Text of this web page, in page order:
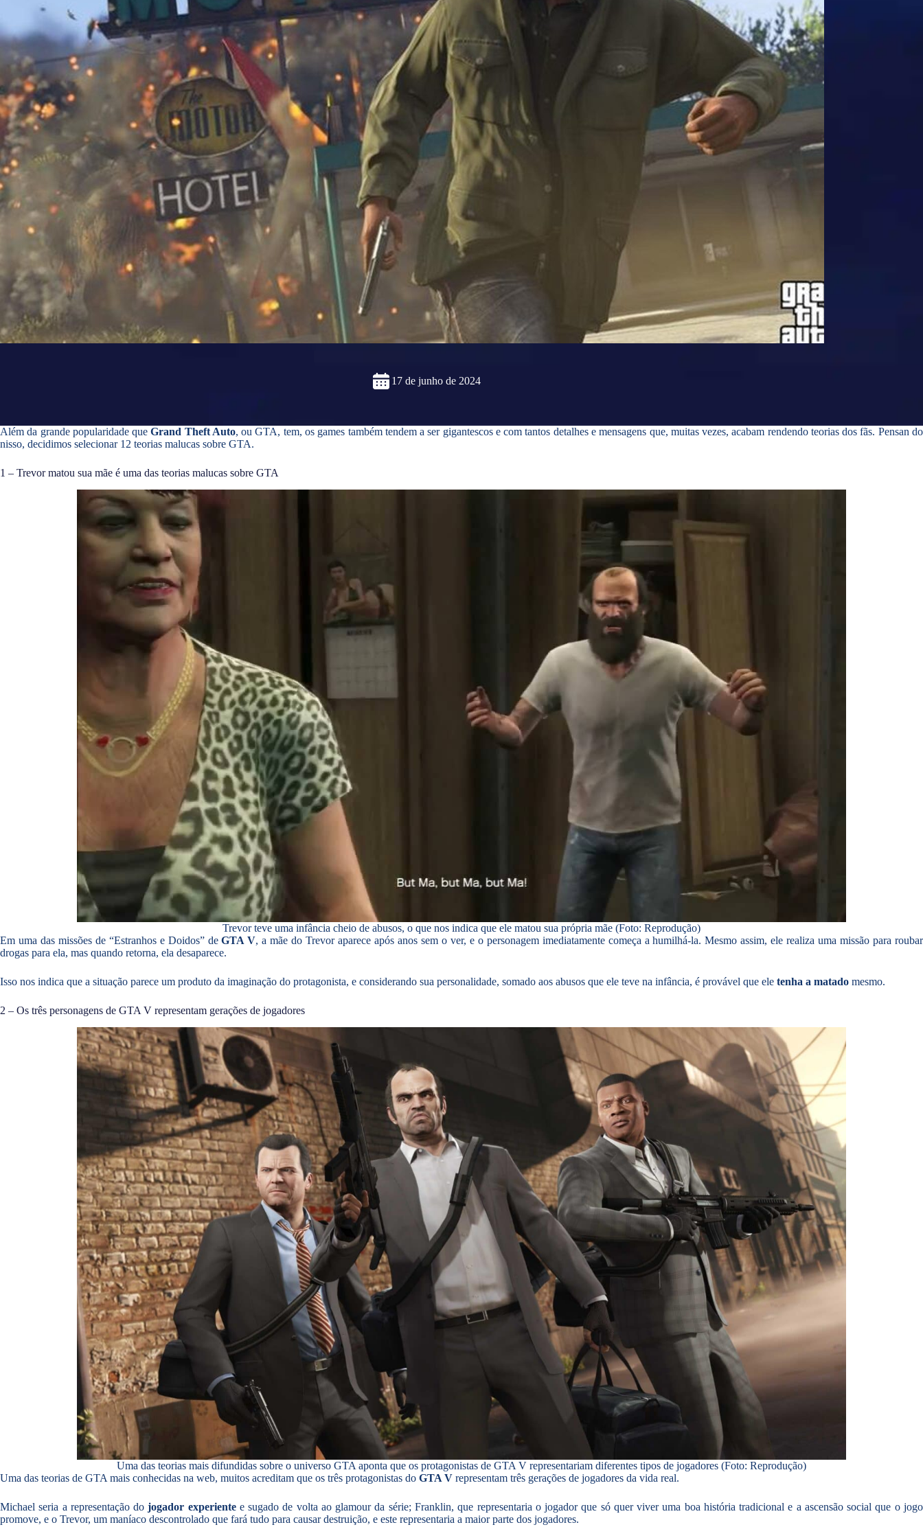
17 de junho de 2024
Além da grande popularidade queGrand Theft Auto, ou GTA, tem, os games também tendem a ser gigantescos e com tantos detalhes e mensagens que, muitas vezes, acabam rendendo teorias dos fãs. Pensan do
nisso, decidimos selecionar 12 teorias malucas sobre GTA.
1 – Trevor matou sua mãe é uma das teorias malucas sobre GTA
Trevor teve uma infância cheio de abusos, o que nos indica que ele matou sua própria mãe (Foto: Reprodução)
Em uma das missões de “Estranhos e Doidos” deGTA V, a mãe do Trevor aparece após anos sem o ver, e o personagem imediatamente começa a humilhá-la. Mesmo assim, ele realiza uma missão para roubar
drogas para ela, mas quando retorna, ela desaparece.
Isso nos indica que a situação parece um produto da imaginação do protagonista, e considerando sua personalidade, somado aos abusos que ele teve na infância, é provável que ele tenha a matado mesmo.
2 – Os três personagens de GTA V representam gerações de jogadores
Uma das teorias mais difundidas sobre o universo GTA aponta que os protagonistas de GTA V representariam diferentes tipos de jogadores (Foto: Reprodução)
Uma das teorias de GTA mais conhecidas na web, muitos acreditam que os três protagonistas do GTA V representam três gerações de jogadores da vida real.
Michael seria a representação do jogador experientee sugado de volta ao glamour da série; Franklin, que representaria o jogador que só quer viver uma boa história tradicional e a ascensão social que o jogo
promove, e o Trevor, um maníaco descontrolado que fará tudo para causar destruição, e este representaria a maior parte dos jogadores.